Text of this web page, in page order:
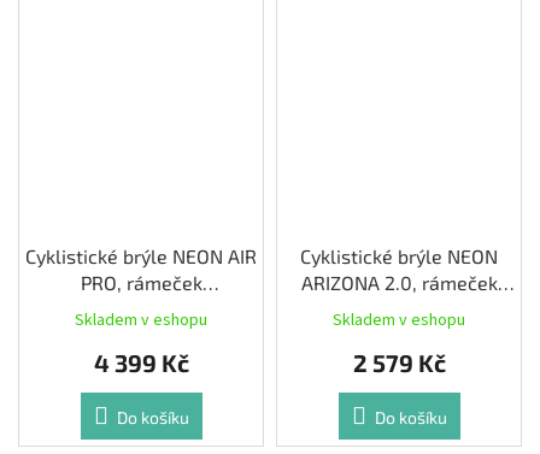
Cyklistické brýle NEON AIR
PRO, rámeček
CHAMELEON, skla HD
VISION CAT 3
Skladem v eshopu
4 399 Kč
Do košíku
Cyklistické brýle NEON
ARIZONA 2.0, rámeček
CRYSTAL YELLOW FLUO,
skla MIRROR RED CAT 3
Skladem v eshopu
2 579 Kč
Do košíku